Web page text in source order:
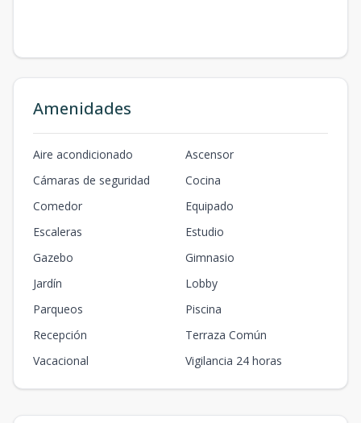
Amenidades
Aire acondicionado
Ascensor
Cámaras de seguridad
Cocina
Comedor
Equipado
Escaleras
Estudio
Gazebo
Gimnasio
Jardín
Lobby
Parqueos
Piscina
Recepción
Terraza Común
Vacacional
Vigilancia 24 horas